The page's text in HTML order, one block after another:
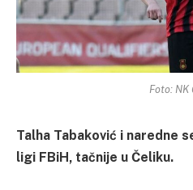
Foto: NK
Talha Tabaković i naredne
ligi FBiH, tačnije u Čeliku.